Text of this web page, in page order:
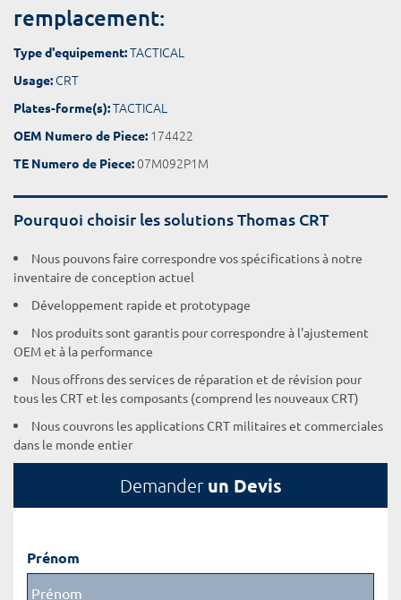
remplacement:
Type d'equipement:TACTICAL
Usage: CRT
Plates-forme(s):TACTICAL
OEM Numero de Piece: 174422
TE Numero de Piece:07M092P1M
Pourquoi choisir les solutions Thomas CRT
Nous pouvons faire correspondre vos spécifications à notre
inventaire de conception actuel
Développement rapide et prototypage
Nos produits sont garantis pour correspondre à l'ajustement
OEM et à la performance
Nous offrons des services de réparation et de révision pour
tous les CRT et les composants (comprend les nouveaux CRT)
Nous couvrons les applications CRT militaires et commerciales
dans le monde entier
Demander un Devis
Prénom